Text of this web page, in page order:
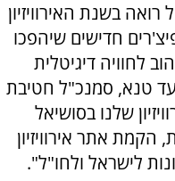
בשנת האירוויזיון
חדישים שיהפכו
לחוויה דיגיטלית
טנא, סמנכ"ל חטיבת
שלנו בסושיאל
הקמת אתר אירוויזיון
לישראל ולחו"ל".